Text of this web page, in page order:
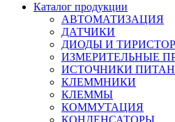
Каталог продукции
АВТОМАТИЗАЦИЯ
ДАТЧИКИ
ДИОДЫ И
ИЗМЕРИТЕЛЬНЫЕ
ИСТОЧНИКИ
КЛЕММНИКИ
КЛЕММЫ
КОММУТАЦИЯ
КОНДЕНСАТОРЫ